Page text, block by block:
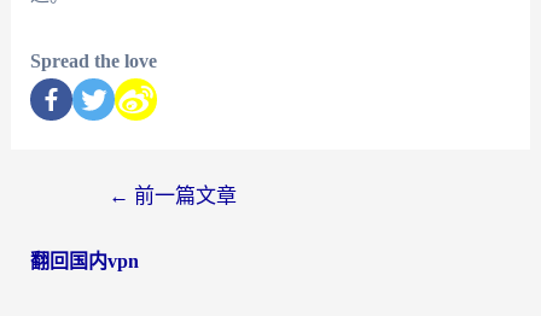
Spread the love
← 前一篇文章
翻回国内vpn